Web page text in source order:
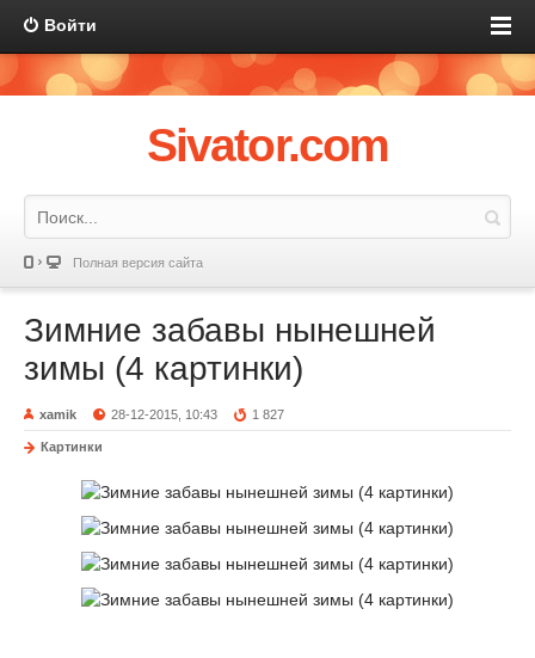
Войти
Sivator.com
Полная версия сайта
Зимние забавы нынешней
зимы (4 картинки)
xamik 28-12-2015, 10:43 1 827
Картинки